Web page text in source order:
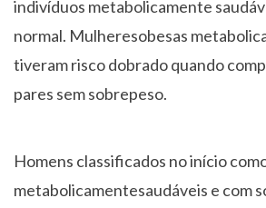
indivíduos metabolicamente
normal. Mulheresobesas
tiveram risco dobrado quando
pares sem sobrepeso.
Homens classificados no início
metabolicamentesaudáveis e com